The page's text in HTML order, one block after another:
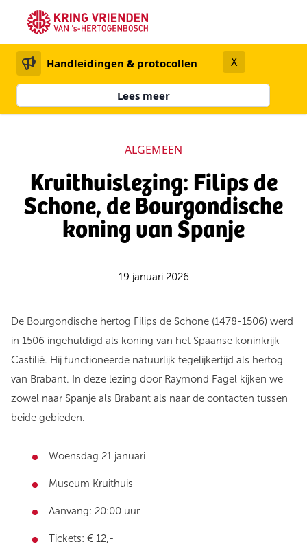
Handleidingen & protocollen X
Lees meer
ALGEMEEN
Kruithuislezing: Filips de
Schone, de Bourgondische
koning van Spanje
19 januari 2026
De Bourgondische hertog Filips de Schone (1478-1506) werd
in 1506 ingehuldigd als koning van het Spaanse koninkrijk
Castilië. Hij functioneerde natuurlijk tegelijkertijd als hertog
van Brabant. In deze lezing door Raymond Fagel kijken we
zowel naar Spanje als Brabant als naar de contacten tussen
beide gebieden.
Woensdag 21 januari
Museum Kruithuis
Aanvang: 20:00 uur
Tickets: € 12,-